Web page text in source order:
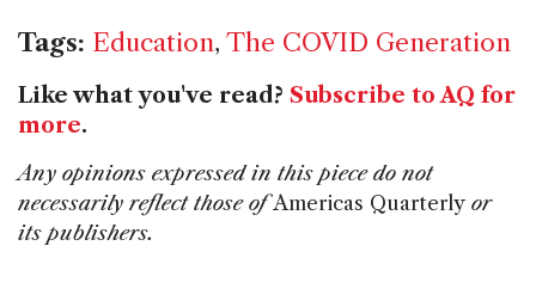
Tags: Education, The COVID Generation
Like what you've read? Subscribe to AQ for
more.
Any opinions expressed in this piece do not
necessarily reflect those ofAmericas Quarterly or
its publishers.